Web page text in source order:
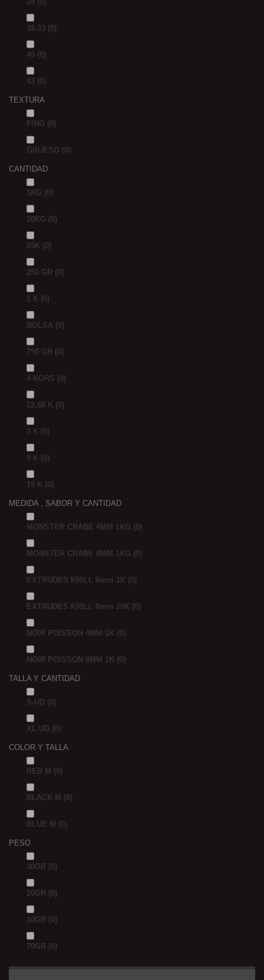
32-33 (0)
40 (0)
43 (0)
TEXTURA
FINO (0)
GRUESO (0)
CANTIDAD
1KG (0)
20KG (0)
05K (0)
250 GR (0)
1 K (0)
BOLSA (0)
750 GR (0)
4 KGRS (0)
22,68 K (0)
3 K (0)
5 K (0)
15 K (0)
MEDIDA , SABOR Y CANTIDAD
MONSTER CRABE 4MM 1KG (0)
MONSTER CRABE 8MM 1KG (0)
EXTRUDES KRILL 6mm 1K (0)
EXTRUDES KRILL 6mm 20K (0)
NOIR POISSON 4MM 1K (0)
NOIR POISSON 8MM 1K (0)
TALLA Y CANTIDAD
S-UD (0)
XL-UD (0)
COLOR Y TALLA
RED M (0)
BLACK M (0)
BLUE M (0)
PESO
30GR (0)
20GR (0)
10GR (0)
70GR (0)